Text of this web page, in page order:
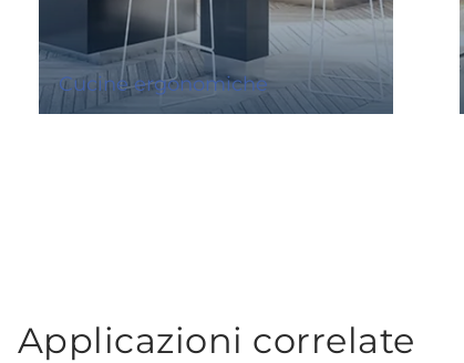
Cucine ergonomiche
Applicazioni correlate